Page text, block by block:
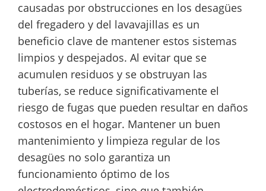
causadas por obstrucciones en los desagües
del fregadero y del lavavajillas es un
beneficio clave de mantener estos sistemas
limpios y despejados. Al evitar que se
acumulen residuos y se obstruyan las
tuberías, se reduce significativamente el
riesgo de fugas que pueden resultar en daños
costosos en el hogar. Mantener un buen
mantenimiento y limpieza regular de los
desagües no solo garantiza un
funcionamiento óptimo de los